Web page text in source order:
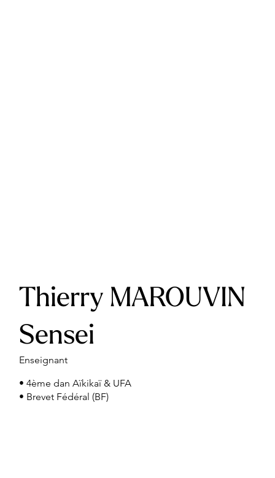
Thierry MAROUVIN
Sensei
Enseignant
• 4ème dan Aïkikaï & UFA
• Brevet Fédéral (BF)